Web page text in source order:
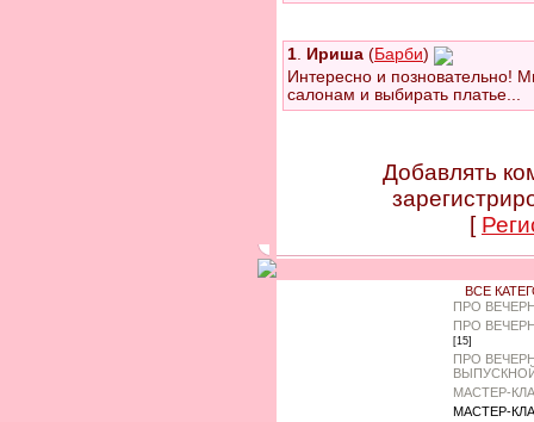
1. Ириша (Барби)
Интересно и позновательно!
салонам и выбирать платье...
Добавлять
[
ВСЕ
ПРО
ПРО
[15]
ПРО
МАСТЕР-
МАСТЕР-